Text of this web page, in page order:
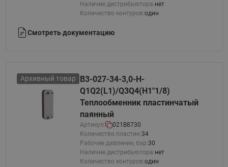
Наличие дистрибьютора:нет
Количество контуров:один
Смотреть документацию
Архивный товар
B3-027-34-3,0-H-
Q1Q2(L1)/Q3Q4(H1"1/8)
Теплообменник пластинчатый
паянный
Артикул:
021B8730
Количество пластин:34
Рабочее давление, бар:30
Наличие дистрибьютора:нет
Количество контуров:один